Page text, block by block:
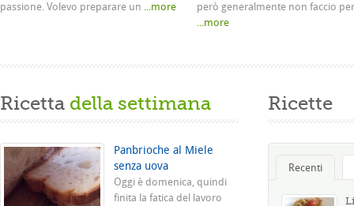
passione. Volevo preparare un ...more
però generalmente non faccio
...more
Ricetta della settimana
Panbrioche al Miele
senza uova
Oggi è domenica, quindi
finita la fatica del lavoro
Ricette
Recenti